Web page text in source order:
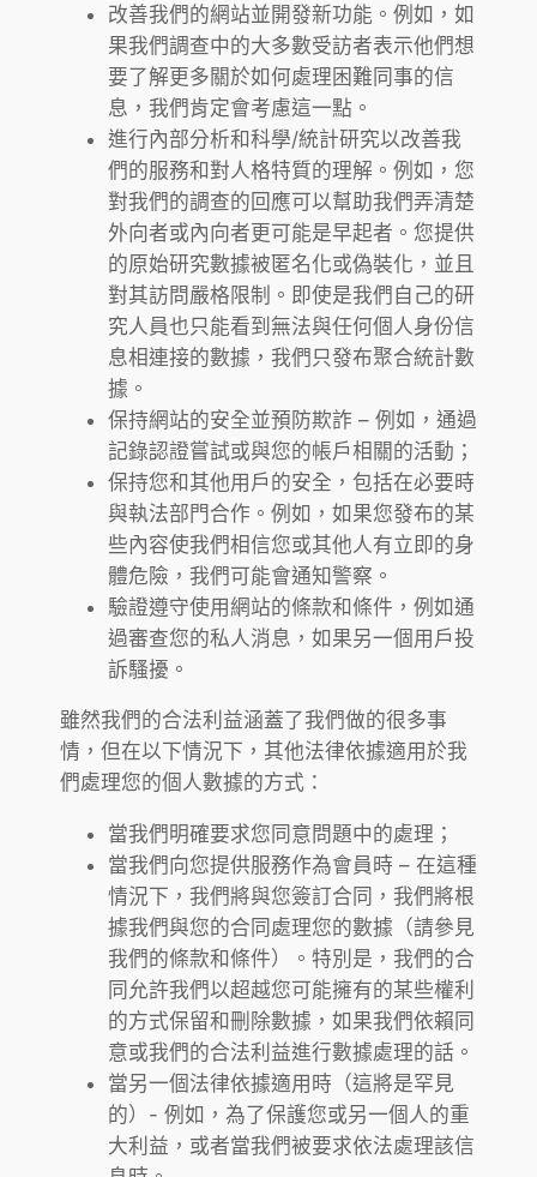
改善我們的網站並開發新功能。例如，如
果我們調查中的大多數受訪者表示他們想
要了解更多關於如何處理困難同事的信
息，我們肯定會考慮這一點。
進行內部分析和科學/統計研究以改善我
們的服務和對人格特質的理解。例如，您
對我們的調查的回應可以幫助我們弄清楚
外向者或內向者更可能是早起者。您提供
的原始研究數據被匿名化或偽裝化，並且
對其訪問嚴格限制。即使是我們自己的研
究人員也只能看到無法與任何個人身份信
息相連接的數據，我們只發布聚合統計數
據。
保持網站的安全並預防欺詐 – 例如，通過
記錄認證嘗試或與您的帳戶相關的活動；
保持您和其他用戶的安全，包括在必要時
與執法部門合作。例如，如果您發布的某
些內容使我們相信您或其他人有立即的身
體危險，我們可能會通知警察。
驗證遵守使用網站的條款和條件，例如通
過審查您的私人消息，如果另一個用戶投
訴騷擾。
雖然我們的合法利益涵蓋了我們做的很多事
情，但在以下情況下，其他法律依據適用於我
們處理您的個人數據的方式：
當我們明確要求您同意問題中的處理；
當我們向您提供服務作為會員時 – 在這種
情況下，我們將與您簽訂合同，我們將根
據我們與您的合同處理您的數據（請參見
我們的條款和條件）。特別是，我們的合
同允許我們以超越您可能擁有的某些權利
的方式保留和刪除數據，如果我們依賴同
意或我們的合法利益進行數據處理的話。
當另一個法律依據適用時（這將是罕見
的）- 例如，為了保護您或另一個人的重
大利益，或者當我們被要求依法處理該信